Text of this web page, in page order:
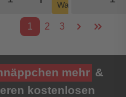
Warenkorb
1 2 3
mehr &
kostenlosen